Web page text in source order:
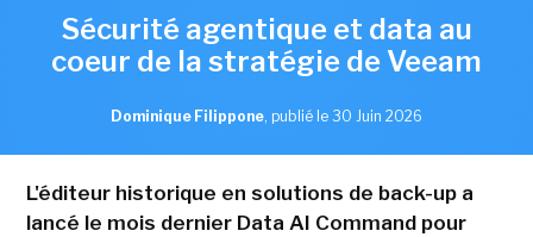
Sécurité agentique et data au
coeur de la stratégie de Veeam
Dominique Filippone, publié le 30 Juin 2026
L'éditeur historique en solutions de back-up a
lancé le mois dernier Data AI Command pour